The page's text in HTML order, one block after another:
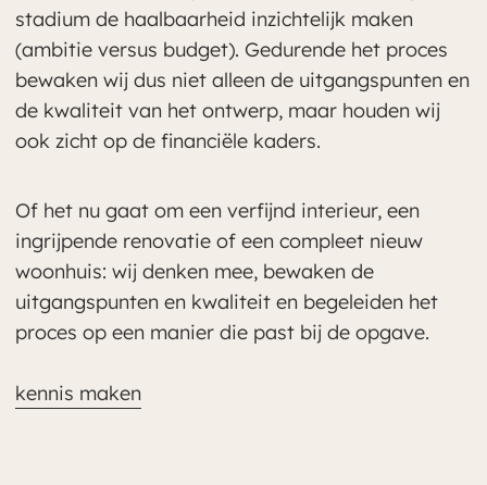
stadium de haalbaarheid inzichtelijk maken
(ambitie versus budget). Gedurende het proces
bewaken wij dus niet alleen de uitgangspunten en
de kwaliteit van het ontwerp, maar houden wij
ook zicht op de financiële kaders.
Of het nu gaat om een verfijnd interieur, een
ingrijpende renovatie of een compleet nieuw
woonhuis: wij denken mee, bewaken de
uitgangspunten en kwaliteit en begeleiden het
proces op een manier die past bij de opgave.
kennis maken